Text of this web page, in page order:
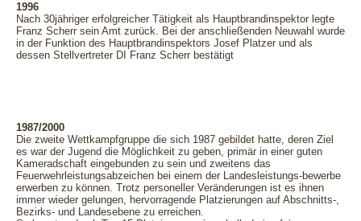
1996
Nach 30jähriger erfolgreicher Tätigkeit als Hauptbrandinspektor legte
Franz Scherr sein Amt zurück. Bei der anschließenden Neuwahl wurde
in der Funktion des Hauptbrandinspektors Josef Platzer und als
dessen Stellvertreter DI Franz Scherr bestätigt
1987/2000
Die zweite Wettkampfgruppe die sich 1987 gebildet hatte, deren Ziel
es war der Jugend die Möglichkeit zu geben, primär in einer guten
Kameradschaft eingebunden zu sein und zweitens das
Feuerwehrleistungsabzeichen bei einem der Landesleistungs-bewerbe
erwerben zu können. Trotz personeller Veränderungen ist es ihnen
immer wieder gelungen, hervorragende Platzierungen auf Abschnitts-,
Bezirks- und Landesebene zu erreichen.